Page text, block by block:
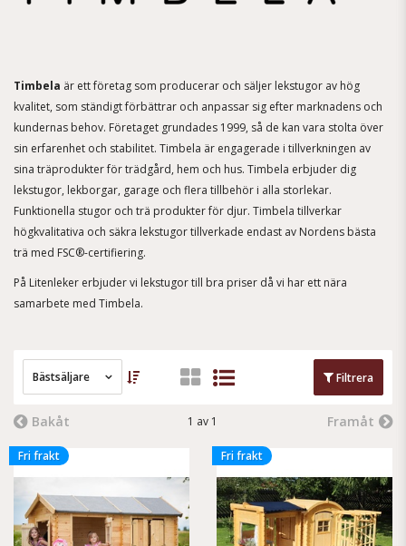
Timbela är ett företag som producerar och säljer lekstugor av hög
kvalitet, som ständigt förbättrar och anpassar sig efter marknadens och
kundernas behov. Företaget grundades 1999, så de kan vara stolta över
sin erfarenhet och stabilitet. Timbela är engagerade i tillverkningen av
sina träprodukter för trädgård, hem och hus. Timbela erbjuder dig
lekstugor, lekborgar, garage och flera tillbehör i alla storlekar.
Funktionella stugor och trä produkter för djur. Timbela tillverkar
högkvalitativa och säkra lekstugor tillverkade endast av Nordens bästa
trä med FSC®-certifiering.
På Litenleker erbjuder vi lekstugor till bra priser då vi har ett nära
samarbete med Timbela.
Bästsäljare Filtrera
Bakåt 1 av 1 Framåt
Fri frakt Fri frakt